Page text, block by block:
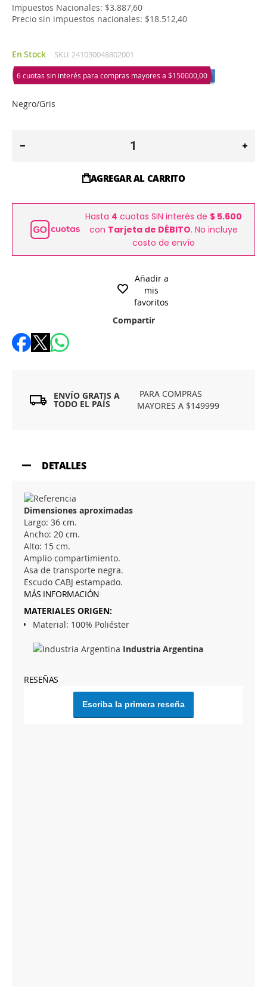
Impuestos Nacionales: $3.887,60
Precio sin impuestos nacionales: $18.512,40
En Stock SKU 241030048802001
6 cuotas sin interés para compras mayores a $150000,00
Negro/Gris
AGREGAR AL CARRITO
Hasta 4 cuotas SIN interés de $ 5.600
con Tarjeta de DÉBITO. No incluye
costo de envío
Añadir a
mis
favoritos
Compartir
ENVÍO GRATIS A
TODO EL PAÍS
PARA COMPRAS
MAYORES A $149999
DETALLES
Dimensiones aproximadas
Largo: 36 cm.
Ancho: 20 cm.
Alto: 15 cm.
Amplio compartimiento.
Asa de transporte negra.
Escudo CABJ estampado.
MÁS INFORMACIÓN
Material: 100% Poliéster
Industria Argentina
RESEÑAS
Escriba la primera reseña